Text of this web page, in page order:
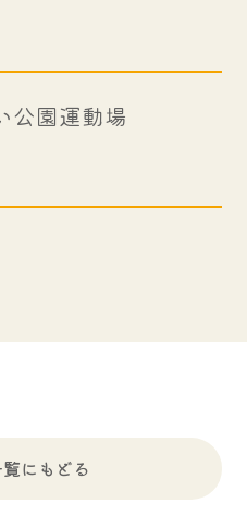
公園運動場
にもどる